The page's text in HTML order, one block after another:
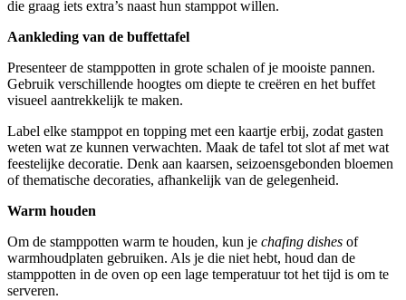
die graag iets extra’s naast hun stamppot willen.
Aankleding van de buffettafel
Presenteer de stamppotten in grote schalen of je mooiste pannen.
Gebruik verschillende hoogtes om diepte te creëren en het buffet
visueel aantrekkelijk te maken.
Label elke stamppot en topping met een kaartje erbij, zodat gasten
weten wat ze kunnen verwachten. Maak de tafel tot slot af met wat
feestelijke decoratie. Denk aan kaarsen, seizoensgebonden bloemen
of thematische decoraties, afhankelijk van de gelegenheid.
Warm houden
Om de stamppotten warm te houden, kun je chafing dishes of
warmhoudplaten gebruiken. Als je die niet hebt, houd dan de
stamppotten in de oven op een lage temperatuur tot het tijd is om te
serveren.